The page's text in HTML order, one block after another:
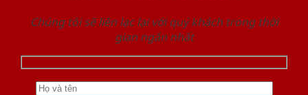
Chúng tôi sẽ liên lạc lại với quý khách trong thời
gian ngắn nhất